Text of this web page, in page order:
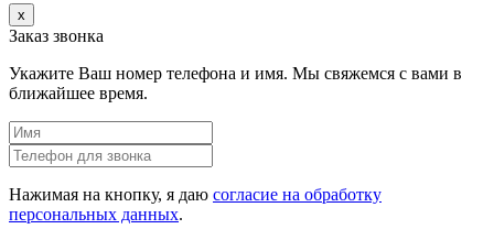
x
Заказ звонка
Укажите Ваш номер телефона и имя. Мы свяжемся с вами в
ближайшее время.
Нажимая на кнопку, я даю согласие на обработку
персональных данных.